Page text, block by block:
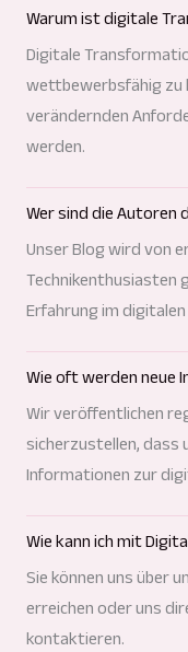
Warum ist digitale
Digitale
wettbewerbsfähig zu
verändernden
werden.
Wer sind die Autoren
Unser Blog wird von
Technikenthusiasten
Erfahrung im digitalen
Wie oft werden neue
Wir veröffentlichen
sicherzustellen, dass
Informationen zur
Wie kann ich mit
Sie können uns über
erreichen oder uns
kontaktieren.